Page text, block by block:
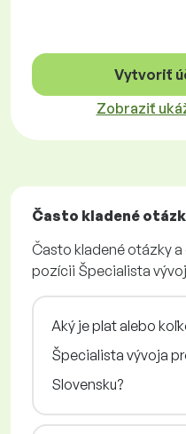
Vytvoriť
Zobraziť
Často kladené
Často kladené otázky
pozícii Špecialista
Aký je plat alebo
Špecialista vývoja
Slovensku?